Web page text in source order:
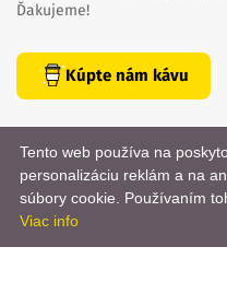
Ďakujeme!
Kúpte nám kávu
Tento web používa na
personalizáciu reklám a na
súbory cookie. Používaním
Viac info